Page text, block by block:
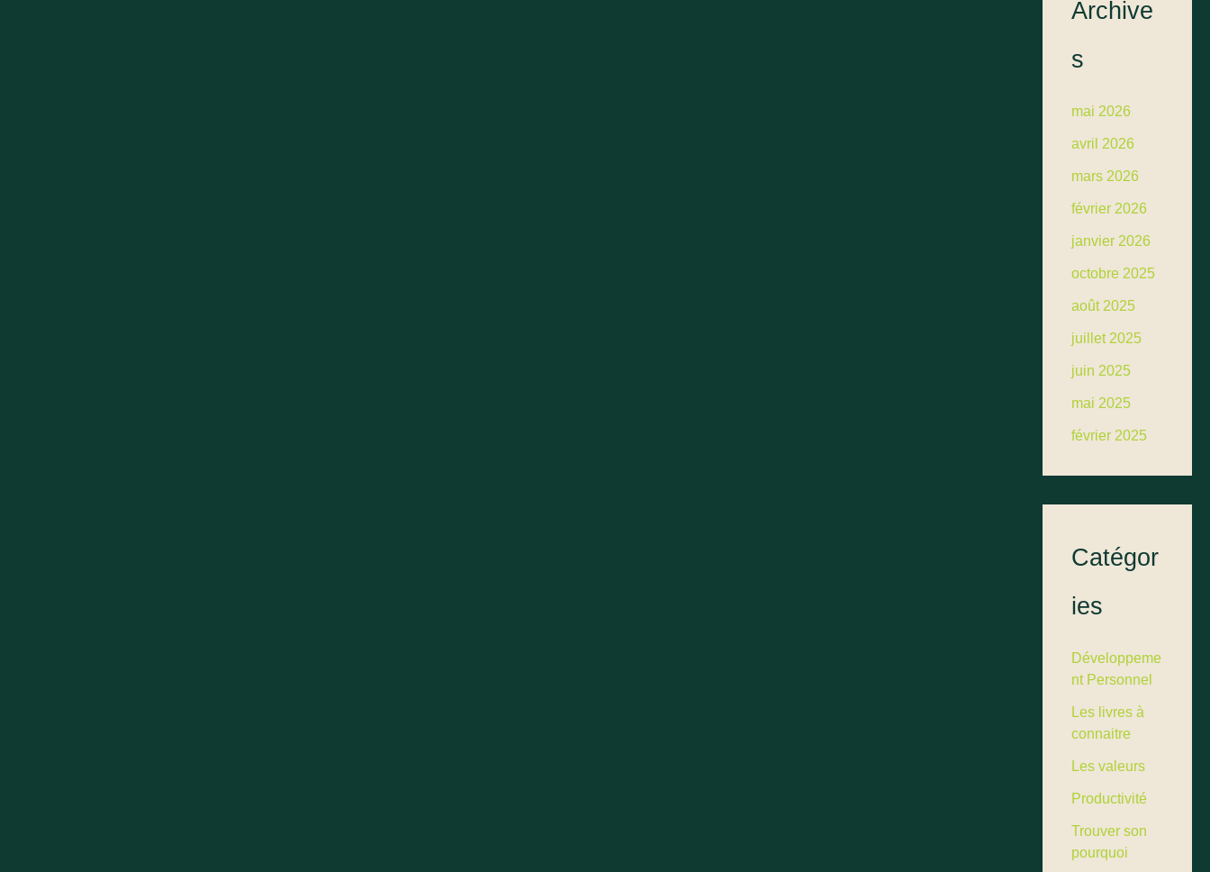
Archive
s
mai 2026
avril 2026
mars 2026
février 2026
janvier 2026
octobre 2025
août 2025
juillet 2025
juin 2025
mai 2025
février 2025
Catégor
ies
Développeme
nt Personnel
Les livres à
connaitre
Les valeurs
Productivité
Trouver son
pourquoi